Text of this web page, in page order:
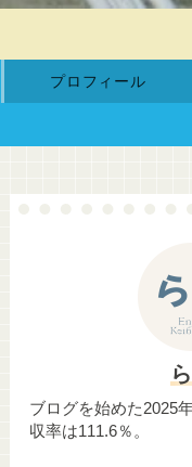
プロフィール
ブログを始めた2025
収率は111.6％。